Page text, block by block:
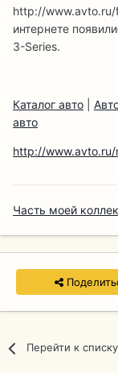
http://www.avto.ru/
интернете
3-Series.
Каталог авто
авто
http://www.avto.ru/
Часть моей
Перейти к